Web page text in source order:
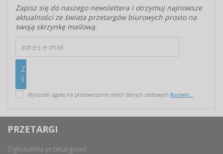
Zapisz się do naszego newslettera i otrzymuj najnowsze
aktualności ze świata przetargów biurowych prosto na
swoją skrzynkę mailową.
Wyrażam zgodę na przetwarzanie moich danych osobowych Rozwiń...
PRZETARGI
Ogłoszenia przetargowe